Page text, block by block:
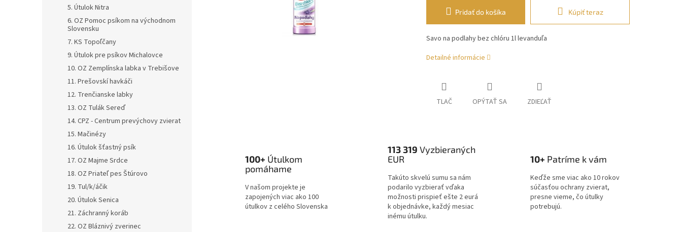
5. Útulok Nitra
6. OZ Pomoc psíkom na východnom
Slovensku
7. KS Topoľčany
9. Útulok pre psíkov Michalovce
10. OZ Zemplínska labka v Trebišove
11. Prešovskí havkáči
12. Trenčianske labky
13. OZ Tulák Sereď
14. CPZ - Centrum prevýchovy zvierat
15. Mačinézy
16. Útulok šťastný psík
17. OZ Majme Srdce
18. OZ Priateľ pes Štúrovo
19. Tul/k/áčik
20. Útulok Senica
21. Záchranný koráb
22. OZ Bláznivý zverinec
Pridať do košíka Kúpiť teraz
Savo na podlahy bez chlóru 1l levanduľa
Detailné informácie
TLAČ OPÝTAŤ SA ZDIEĽAŤ
100+ Útulkom
pomáhame
V našom projekte je
zapojených viac ako 100
útulkov z celého Slovenska
113 319 Vyzbieraných
EUR
Takúto skvelú sumu sa nám
podarilo vyzbierať vďaka
možnosti prispieť ešte 2 eurá
k objednávke, každý mesiac
inému útulku.
10+ Patríme k vám
Keďže sme viac ako 10 rokov
súčasťou ochrany zvierat,
presne vieme, čo útulky
potrebujú.